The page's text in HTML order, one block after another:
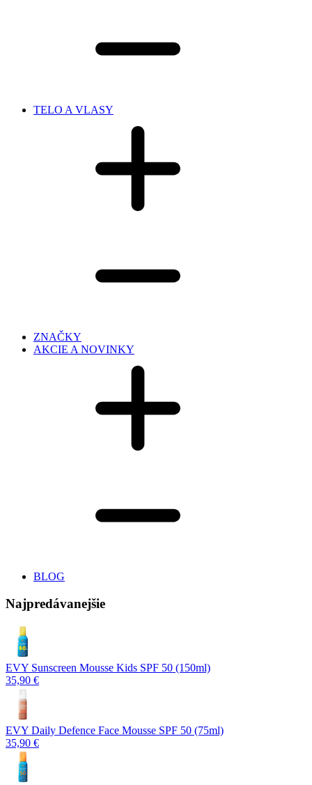
TELO A VLASY
ZNAČKY
AKCIE A NOVINKY
BLOG
Najpredávanejšie
EVY Sunscreen Mousse Kids SPF 50 (150ml)
35,90 €
EVY Daily Defence Face Mousse SPF 50 (75ml)
35,90 €